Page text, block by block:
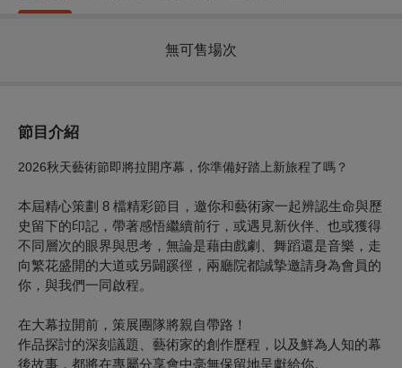
無可售場次
節目介紹
2026秋天藝術節即將拉開序幕，你準備好踏上新旅程了嗎？
本屆精心策劃 8 檔精彩節目，邀你和藝術家一起辨認生命與歷
史留下的印記，帶著感悟繼續前行，或遇見新伙伴、也或獲得
不同層次的眼界與思考，無論是藉由戲劇、舞蹈還是音樂，走
向繁花盛開的大道或另闢蹊徑，兩廳院都誠摯邀請身為會員的
你，與我們一同啟程。
在大幕拉開前，策展團隊將親自帶路！
作品探討的深刻議題、藝術家的創作歷程，以及鮮為人知的幕
後故事，都將在專屬分享會中毫無保留地呈獻給你。